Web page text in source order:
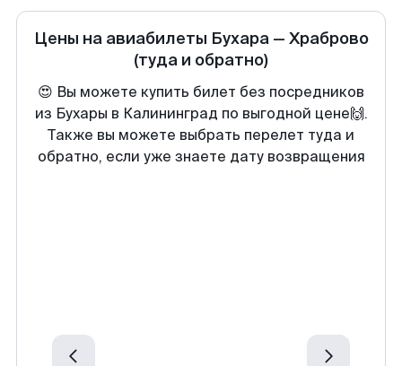
Цены на авиабилеты Бухара— Храброво
(туда и обратно)
😍 Вы можете купить билет без посредников
из Бухары в Калининград по выгодной цене🙌.
Также вы можете выбрать перелет туда и
обратно, если уже знаете дату возвращения